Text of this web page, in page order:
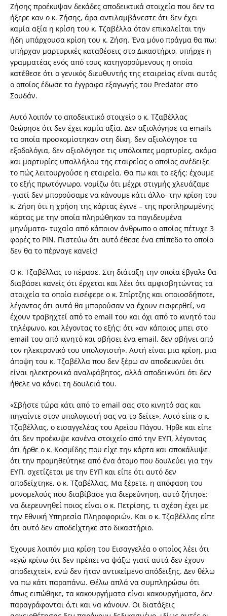
Ζήσης προέκυψαν δεκάδες αποδεικτικά στοιχεία που δεν τα
ήξερε καν ο κ. Ζήσης, άρα αντιλαμβάνεστε ότι δεν έχει
καμία αξία η κρίση του κ. Τζαβέλλα όταν επικαλείται την
ήδη υπάρχουσα κρίση του κ. Ζήση. Ένα μόνο πράγμα θα πω:
υπήρχαν μαρτυρικές καταθέσεις στο Δικαστήριο, υπήρχε η
γραμματέας ενός από τους κατηγορούμενους η οποία
κατέθεσε ότι ο γενικός διευθυντής της εταιρείας είναι αυτός
ο οποίος έδωσε τα έγγραφα εξαγωγής του Predator στο
Σουδάν.
Αυτό λοιπόν το αποδεικτικό στοιχείο ο κ. Τζαβέλλας
θεώρησε ότι δεν έχει καμία αξία. Δεν αξιολόγησε τα emails
τα οποία προσκομίστηκαν στη δίκη, δεν αξιολόγησε τα
εξοδολόγια, δεν αξιολόγησε τις υπόλοιπες μαρτυρίες, ακόμα
και μαρτυρίες υπαλλήλου της εταιρείας ο οποίος ανέδειξε
το πώς λειτουργούσε η εταιρεία. Θα πω και το εξής: έχουμε
το εξής πρωτόγνωρο, νομίζω ότι μέχρι στιγμής χλευάζαμε
-γιατί δεν μπορούσαμε να κάνουμε κάτι άλλο- την κρίση του
κ. Ζήση ότι η χρήση της κάρτας έγινε – της προπληρωμένης
κάρτας με την οποία πληρώθηκαν τα παγιδευμένα
μηνύματα- τυχαία από κάποιον άνθρωπο ο οποίος πέτυχε 3
φορές το PIN. Πιστεύω ότι αυτό έθεσε ένα επίπεδο το οποίο
δεν θα το πέρναγε κανείς!
Ο κ. Τζαβέλλας το πέρασε. Στη διάταξη την οποία έβγαλε θα
διαβάσει κανείς ότι έρχεται και λέει ότι αμφισβητώντας τα
στοιχεία τα οποία εισέφερε ο κ. Σπίρτζης και οποιοσδήποτε,
λέγοντας ότι αυτά θα μπορούσαν να έχουν εισφερθεί, να
έχουν τραβηχτεί από το email του και όχι από το κινητό του
τηλέφωνο, και λέγοντας το εξής: ότι «αν κάποιος μπει στο
email του από κινητό και σβήσει ένα email, δεν σβήνει από
τον ηλεκτρονικό του υπολογιστή». Αυτή είναι μια κρίση, μια
άποψη του κ. Τζαβέλλα που δεν ξέρω αν αποδεικνύει ότι
είναι ηλεκτρονικά αναλφάβητος, αλλά αποδεικνύει ότι δεν
ήθελε να κάνει τη δουλειά του.
«Σβήστε τώρα κάτι από το email σας στο κινητό σας και
πηγαίντε στον υπολογιστή σας να το δείτε». Αυτό είπε ο κ.
Τζαβέλλας, ο εισαγγελέας του Αρείου Πάγου. Ήρθε και είπε
ότι δεν προέκυψε κανένα στοιχείο από την ΕΥΠ, λέγοντας
ότι ήρθε ο κ. Κοσμίδης που είχε την κάρτα και αποκάλυψε
ότι την προμηθεύτηκε από ένα άτομο που δουλεύει για την
ΕΥΠ, σχετίζεται με την ΕΥΠ και είπε ότι αυτό δεν
αποδείχτηκε, ο κ. Τζαβέλλας. Μα ξέρετε, η απόφαση του
μονομελούς που διαβίβασε για διερεύνηση, αυτό ζήτησε:
να διερευνηθεί ποιος είναι ο κ. Πετρίσης, τι σχέση έχει με
την Εθνική Υπηρεσία Πληροφοριών. Και ο κ. Τζαβέλλας είπε
ότι αυτό δεν αποδείχτηκε στο δικαστήριο.
Έχουμε λοιπόν μια κρίση του Εισαγγελέα ο οποίος λέει ότι
«εγώ κρίνω ότι δεν πρέπει να ψάξω γιατί αυτά δεν έχουν
αποδειχτεί», ενώ δεν ήταν αντικείμενο απόδειξης. Δεν θέλω
να πω κάτι παραπάνω. Θέλω απλά να συμπληρώσω ότι
όπως ειπώθηκε, τα κακουργήματα είναι κακουργήματα, δεν
παραγράφονται ό,τι και να κάνουν. Οι διατάξεις